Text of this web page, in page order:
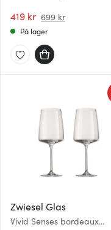
419 kr 699 kr
På lager
Zwiesel Glas
Vivid Senses bordeaux